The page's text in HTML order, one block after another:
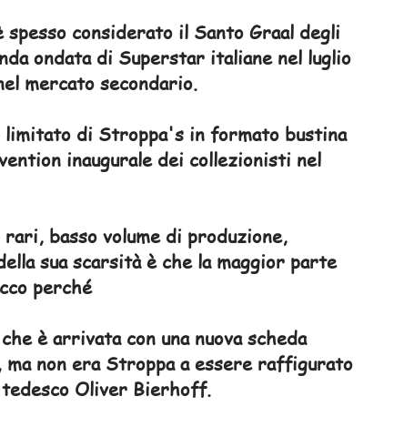
considerato il Santo Graal degli
ondata di Superstar italiane nel luglio
mercato secondario.
limitato di Stroppa's in formato bustina
inaugurale dei collezionisti nel
basso volume di produzione,
sua scarsità è che la maggior parte
perché
è arrivata con una nuova scheda
non era Stroppa a essere raffigurato
Oliver Bierhoff.